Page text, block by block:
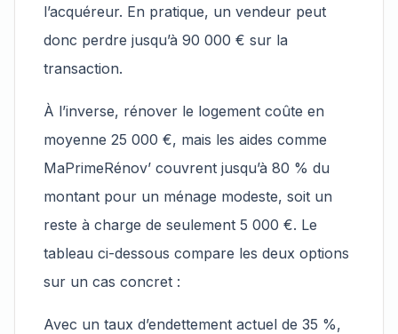
l’acquéreur. En pratique, un vendeur peut
donc perdre jusqu’à 90 000 € sur la
transaction.
À l’inverse, rénover le logement coûte en
moyenne 25 000 €, mais les aides comme
MaPrimeRénov’ couvrent jusqu’à 80 % du
montant pour un ménage modeste, soit un
reste à charge de seulement 5 000 €. Le
tableau ci-dessous compare les deux options
sur un cas concret :
Avec un taux d’endettement actuel de 35 %,